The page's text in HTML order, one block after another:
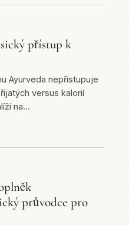
přístup k
Ayurveda nepřistupuje
versus kalorií
na…
průvodce pro